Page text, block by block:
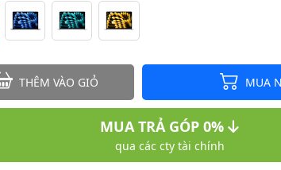
THÊM VÀO GIỎ MUA
MUA TRẢ GÓP 0%
qua các cty tài chính